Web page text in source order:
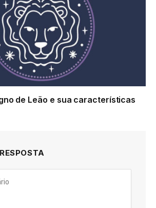
de Leão e sua características